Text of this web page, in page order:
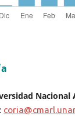
Nacional